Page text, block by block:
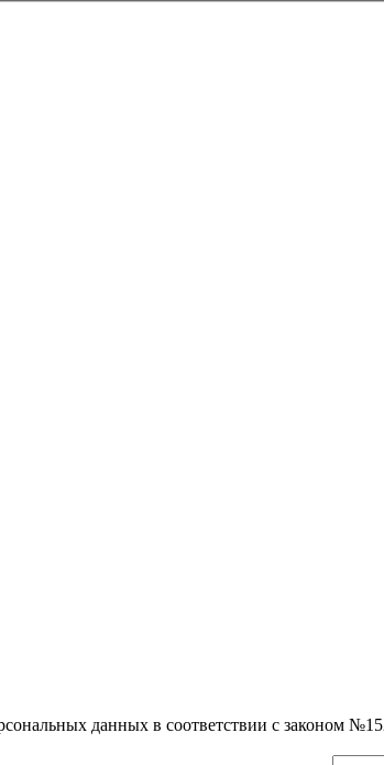
данных в соответствии с законом